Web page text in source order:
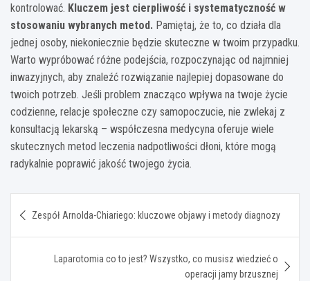
kontrolować. Kluczem jest cierpliwość i systematyczność w
stosowaniu wybranych metod. Pamiętaj, że to, co działa dla
jednej osoby, niekoniecznie będzie skuteczne w twoim przypadku.
Warto wypróbować różne podejścia, rozpoczynając od najmniej
inwazyjnych, aby znaleźć rozwiązanie najlepiej dopasowane do
twoich potrzeb. Jeśli problem znacząco wpływa na twoje życie
codzienne, relacje społeczne czy samopoczucie, nie zwlekaj z
konsultacją lekarską – współczesna medycyna oferuje wiele
skutecznych metod leczenia nadpotliwości dłoni, które mogą
radykalnie poprawić jakość twojego życia.
wpisu
Zespół Arnolda-Chiariego: kluczowe objawy i metody diagnozy
Laparotomia co to jest? Wszystko, co musisz wiedzieć o
operacji jamy brzusznej